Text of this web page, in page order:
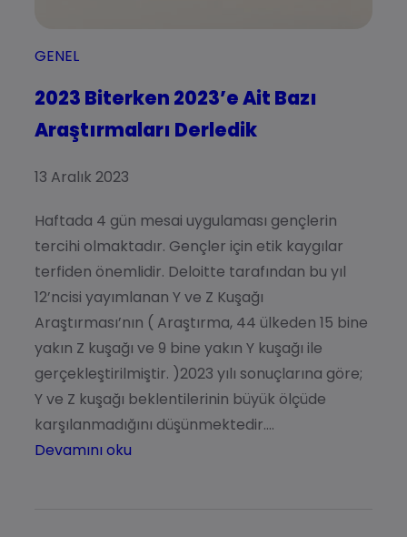
GENEL
2023 Biterken 2023’e Ait Bazı
Araştırmaları Derledik
13 Aralık 2023
Haftada 4 gün mesai uygulaması gençlerin
tercihi olmaktadır. Gençler için etik kaygılar
terfiden önemlidir. Deloitte tarafından bu yıl
12’ncisi yayımlanan Y ve Z Kuşağı
Araştırması’nın ( Araştırma, 44 ülkeden 15 bine
yakın Z kuşağı ve 9 bine yakın Y kuşağı ile
gerçekleştirilmiştir. )2023 yılı sonuçlarına göre;
Y ve Z kuşağı beklentilerinin büyük ölçüde
karşılanmadığını düşünmektedir.…
Devamını oku